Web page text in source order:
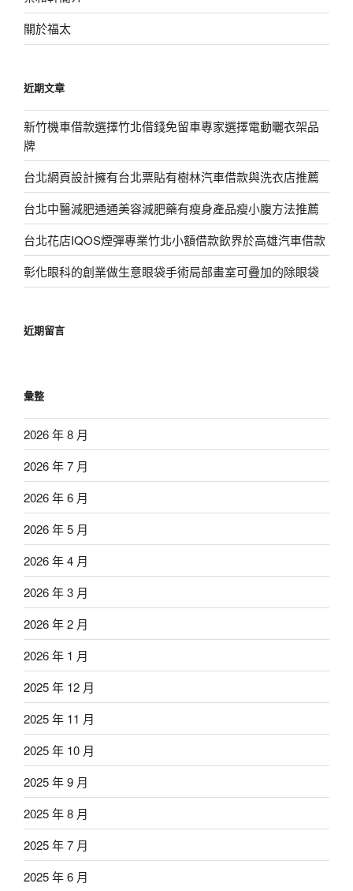
關於福太
近期文章
新竹機車借款選擇竹北借錢免留車專家選擇電動曬衣架品
牌
台北網頁設計擁有台北票貼有樹林汽車借款與洗衣店推薦
台北中醫減肥通通美容減肥藥有瘦身產品瘦小腹方法推薦
台北花店IQOS煙彈專業竹北小額借款飲界於高雄汽車借款
彰化眼科的創業做生意眼袋手術局部畫室可疊加的除眼袋
近期留言
彙整
2026 年 8 月
2026 年 7 月
2026 年 6 月
2026 年 5 月
2026 年 4 月
2026 年 3 月
2026 年 2 月
2026 年 1 月
2025 年 12 月
2025 年 11 月
2025 年 10 月
2025 年 9 月
2025 年 8 月
2025 年 7 月
2025 年 6 月